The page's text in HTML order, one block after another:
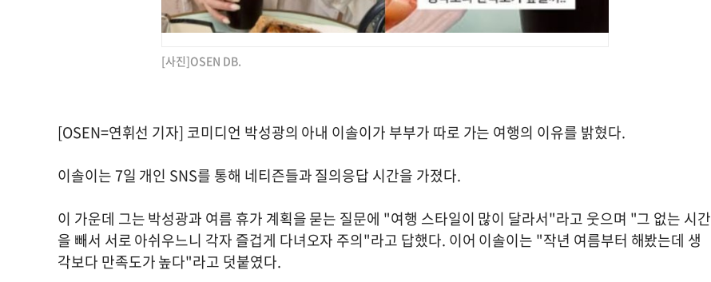
[사진]OSEN DB.
[OSEN=연휘선 기자] 코미디언 박성광의 아내 이솔이가 부부가 따로 가는 여행의 이유를 밝혔다.
이솔이는 7일 개인 SNS를 통해 네티즌들과 질의응답 시간을 가졌다.
이 가운데 그는 박성광과 여름 휴가 계획을 묻는 질문에 "여행 스타일이 많이 달라서"라고 웃으며 "그 없는 시간
을 빼서 서로 아쉬우느니 각자 즐겁게 다녀오자 주의"라고 답했다. 이어 이솔이는 "작년 여름부터 해봤는데 생
각보다 만족도가 높다"라고 덧붙였다.